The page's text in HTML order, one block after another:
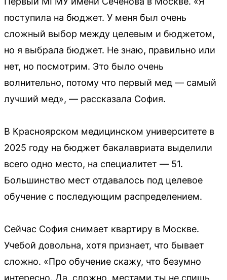
поступила на бюджет. У меня был очень
сложный выбор между целевым и бюджетом,
но я выбрала бюджет. Не знаю, правильно или
нет, но посмотрим. Это было очень
волнительно, потому что первый мед — самый
лучший мед», — рассказала София.
В Красноярском медицинском университете в
2025 году на бюджет бакалавриата выделили
всего одно место, на специалитет — 51.
Большинство мест отдавалось под целевое
обучение с последующим распределением.
Сейчас София снимает квартиру в Москве.
Учебой довольна, хотя признает, что бывает
сложно. «Про обучение скажу, что безумно
интересно. Да, сложно, местами ты не спишь